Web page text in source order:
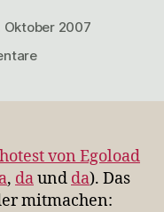
Oktober 2007
zu
von Egoload
, daund da). Das
mitmachen: